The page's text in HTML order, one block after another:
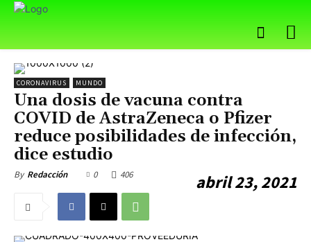
CORONAVIRUS MUNDO
Una dosis de vacuna contra
COVID de AstraZeneca o Pfizer
reduce posibilidades de infección,
dice estudio
By Redacción abril 23, 2021
0 406